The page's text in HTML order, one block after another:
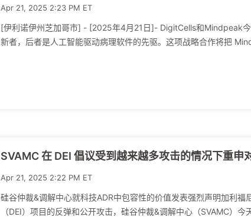
Apr 21, 2025 2:23 PM ET
[伊利诺伊州芝加哥市] - [2025年4月21日]- DigitCells和Mindpeak
新者，后者是人工智能驱动病理软件的先驱。这项战略合作将把
SVAMC 在 DEI 倡议受到越来越多攻击的情况下重申
Apr 21, 2025 2:22 PM ET
硅谷仲裁&调解中心就科技ADR中包容性的价值发表强烈声明加利
（DEI）项目的反弹和公开攻击，硅谷仲裁&调解中心（SVAMC）